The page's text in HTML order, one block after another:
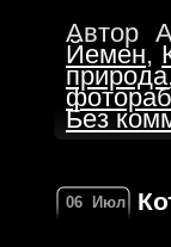
Автор
Йемен,
природа
Без
06 Июл